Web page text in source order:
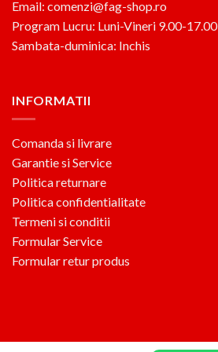
Email: comenzi@fag-shop.ro
Program Lucru: Luni-Vineri 9.00-17.00
Sambata-duminica: Inchis
INFORMATII
Comanda si livrare
Garantie si Service
Politica returnare
Politica confidentialitate
Termeni si conditii
Formular Service
Formular retur produs